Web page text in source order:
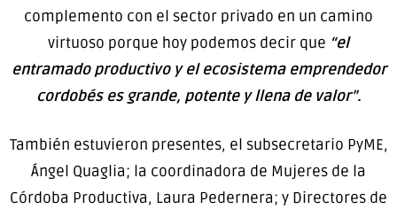
complemento con el sector privado en un camino
virtuoso porque hoy podemos decir que “el
entramado productivo y el ecosistema emprendedor
cordobés es grande, potente y llena de valor”.
También estuvieron presentes, el subsecretario PyME,
Ángel Quaglia; la coordinadora de Mujeres de la
Córdoba Productiva, Laura Pedernera; y Directores de